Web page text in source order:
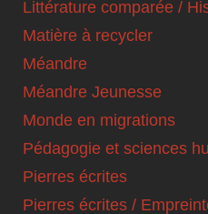
Littérature comparée /
Matière à recycler
Méandre
Méandre Jeunesse
Monde en migrations
Pédagogie et sciences
Pierres écrites
Pierres écrites /